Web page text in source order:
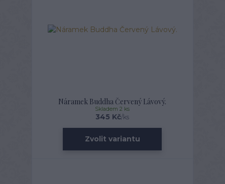
Náramek Buddha Červený Lávový.
345 Kč/ks
Skladem 2 ks
Zvolit variantu